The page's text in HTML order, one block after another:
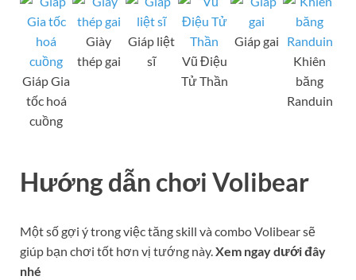
Giáp Gia
tốc hoá
cuồng
Giày
thép gai
Giáp liệt
sĩ
Vũ Điệu
Tử Thần
Giáp gai
Khiên
băng
Randuin
Hướng dẫn chơi Volibear
Một số gợi ý trong việc tăng skill và combo Volibear sẽ
giúp bạn chơi tốt hơn vị tướng này.Xem ngay dưới đây
nhé